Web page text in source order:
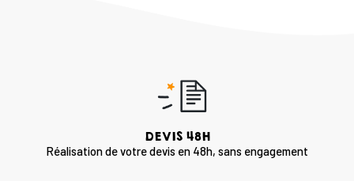
DEVIS 48H
Réalisation de votre devis en 48h, sans engagement